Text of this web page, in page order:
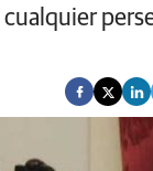
cualquier